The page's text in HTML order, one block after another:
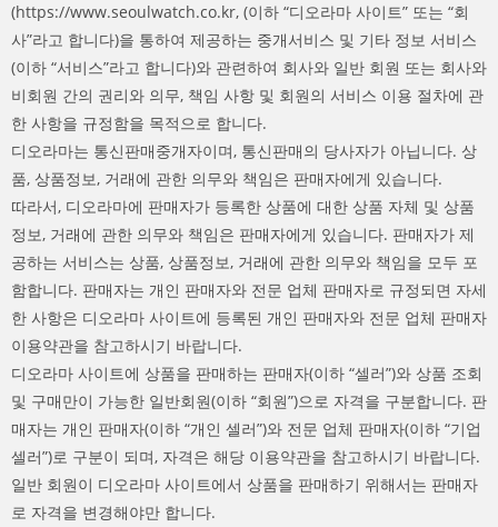
(https://www.seoulwatch.co.kr, (이하 “디오라마 사이트” 또는 “회
사”라고 합니다)을 통하여 제공하는 중개서비스 및 기타 정보 서비스
(이하 “서비스”라고 합니다)와 관련하여 회사와 일반 회원 또는 회사와
비회원 간의 권리와 의무, 책임 사항 및 회원의 서비스 이용 절차에 관
한 사항을 규정함을 목적으로 합니다.
디오라마는 통신판매중개자이며, 통신판매의 당사자가 아닙니다. 상
품, 상품정보, 거래에 관한 의무와 책임은 판매자에게 있습니다.
따라서, 디오라마에 판매자가 등록한 상품에 대한 상품 자체 및 상품
정보, 거래에 관한 의무와 책임은 판매자에게 있습니다. 판매자가 제
공하는 서비스는 상품, 상품정보, 거래에 관한 의무와 책임을 모두 포
함합니다. 판매자는 개인 판매자와 전문 업체 판매자로 규정되면 자세
한 사항은 디오라마 사이트에 등록된 개인 판매자와 전문 업체 판매자
이용약관을 참고하시기 바랍니다.
디오라마 사이트에 상품을 판매하는 판매자(이하 “셀러”)와 상품 조회
및 구매만이 가능한 일반회원(이하 “회원”)으로 자격을 구분합니다. 판
매자는 개인 판매자(이하 “개인 셀러”)와 전문 업체 판매자(이하 “기업
셀러”)로 구분이 되며, 자격은 해당 이용약관을 참고하시기 바랍니다.
일반 회원이 디오라마 사이트에서 상품을 판매하기 위해서는 판매자
로 자격을 변경해야만 합니다.